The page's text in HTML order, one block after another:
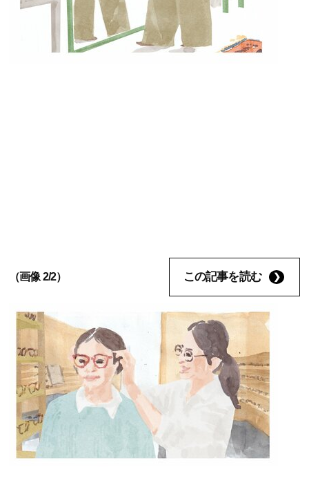
（画像 2/2） この記事を読む